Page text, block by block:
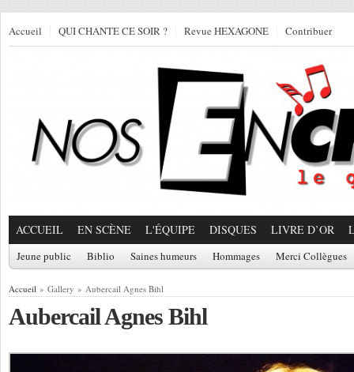
Accueil QUI CHANTE CE SOIR ? Revue HEXAGONE Contribuer
ACCUEIL EN SCÈNE L'ÉQUIPE DISQUES LIVRE D’OR
Jeune public Biblio Saines humeurs Hommages Merci Collègues
Accueil » Gallery » Aubercail Agnes Bihl
Aubercail Agnes Bihl